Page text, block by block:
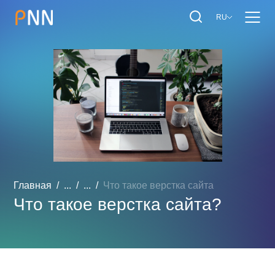
RU
Главная ... ... Что такое верстка сайта
Что такое верстка сайта?